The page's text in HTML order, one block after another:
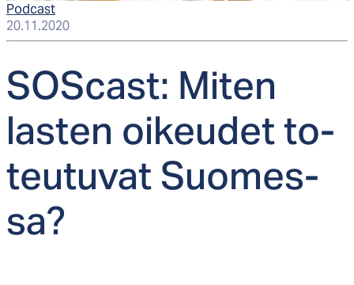
Podcast
20.11.2020
SOS­cast: Mi­ten
las­ten oi­keu­det to­
teu­tu­vat Suo­mes­
sa?